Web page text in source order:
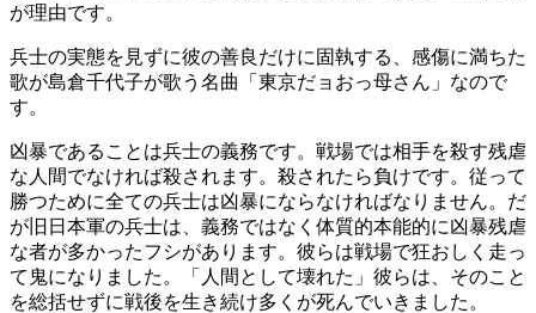
が理由です。
兵士の実態を見ずに彼の善良だけに固執する、感傷に満ちた
歌が島倉千代子が歌う名曲「東京だョおっ母さん」なので
す。
凶暴であることは兵士の義務です。戦場では相手を殺す残虐
な人間でなければ殺されます。殺されたら負けです。従って
勝つために全ての兵士は凶暴にならなければなりません。だ
が旧日本軍の兵士は、義務ではなく体質的本能的に凶暴残虐
な者が多かったフシがあります。彼らは戦場で狂おしく走っ
て鬼になりました。「人間として壊れた」彼らは、そのこと
を総括せずに戦後を生き続け多くが死んでいきました。